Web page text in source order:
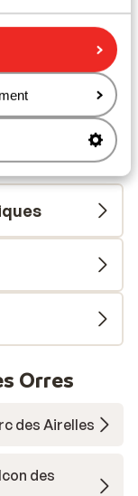
0 mètres
environ
ski
Orres
des Airelles
des